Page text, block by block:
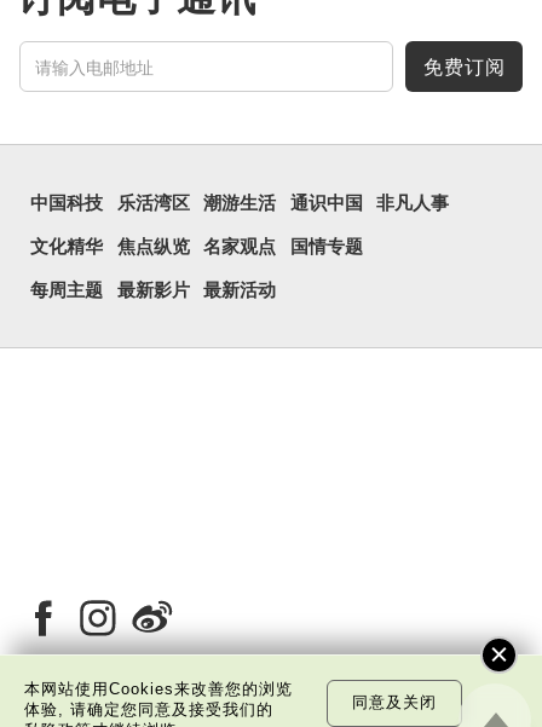
这个古字十分少用，直
行表情符号，这个字也被网
民当做表情符号来用。
囧字的「八」像一对委
免费订阅
中国科技 乐活湾区 潮游生活 通识中国 非凡人事
文化精华 焦点纵览 名家观点 国情专题
每周主题 最新影片 最新活动
本网站使用Cookies来改善您的浏览
体验, 请确定您同意及接受我们的
同意及关闭